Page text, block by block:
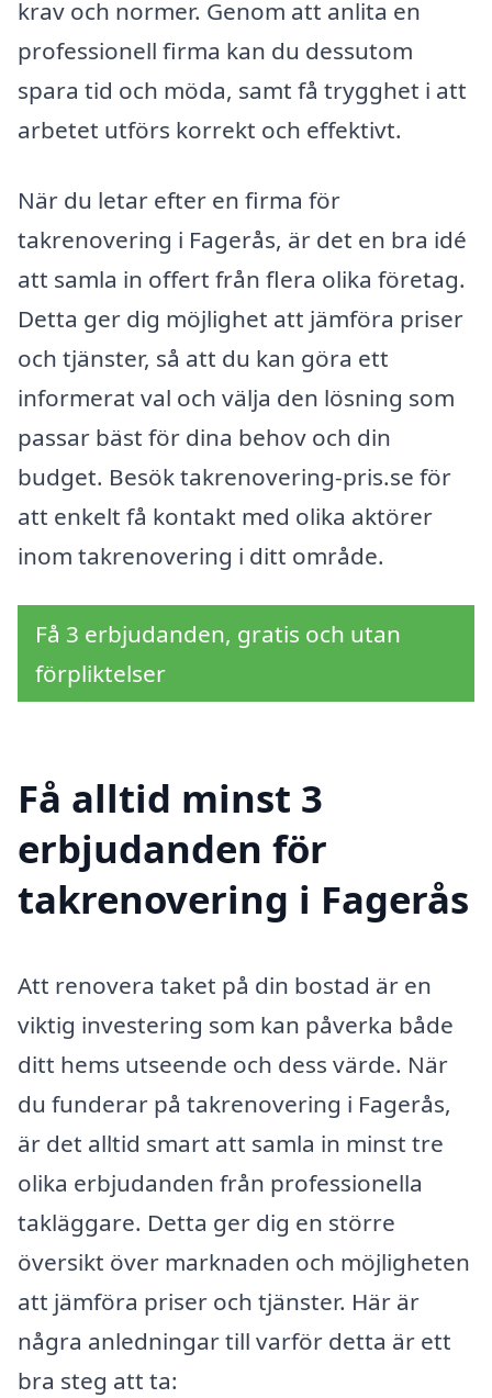
krav och normer. Genom att anlita en
professionell firma kan du dessutom
spara tid och möda, samt få trygghet i att
arbetet utförs korrekt och effektivt.
När du letar efter en firma för
takrenovering i Fagerås, är det en bra idé
att samla in offert från flera olika företag.
Detta ger dig möjlighet att jämföra priser
och tjänster, så att du kan göra ett
informerat val och välja den lösning som
passar bäst för dina behov och din
budget. Besök takrenovering-pris.se för
att enkelt få kontakt med olika aktörer
inom takrenovering i ditt område.
Få 3 erbjudanden, gratis och utan
förpliktelser
Få alltid minst 3
erbjudanden för
takrenovering i Fagerås
Att renovera taket på din bostad är en
viktig investering som kan påverka både
ditt hems utseende och dess värde. När
du funderar på takrenovering i Fagerås,
är det alltid smart att samla in minst tre
olika erbjudanden från professionella
takläggare. Detta ger dig en större
översikt över marknaden och möjligheten
att jämföra priser och tjänster. Här är
några anledningar till varför detta är ett
bra steg att ta: